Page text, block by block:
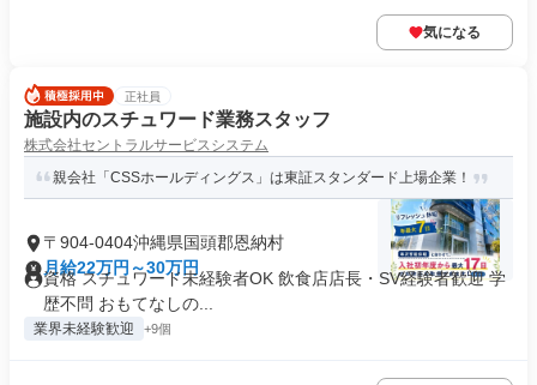
気になる
正社員
施設内のスチュワード業務スタッフ
株式会社セントラルサービスシステム
親会社「CSSホールディングス」は東証スタンダード上場企業！
〒904-0404沖縄県国頭郡恩納村
月給22万円～30万円
資格 スチュワード未経験者OK 飲食店店長・SV経験者歓迎 学
歴不問 おもてなしの...
業界未経験歓迎 +9個